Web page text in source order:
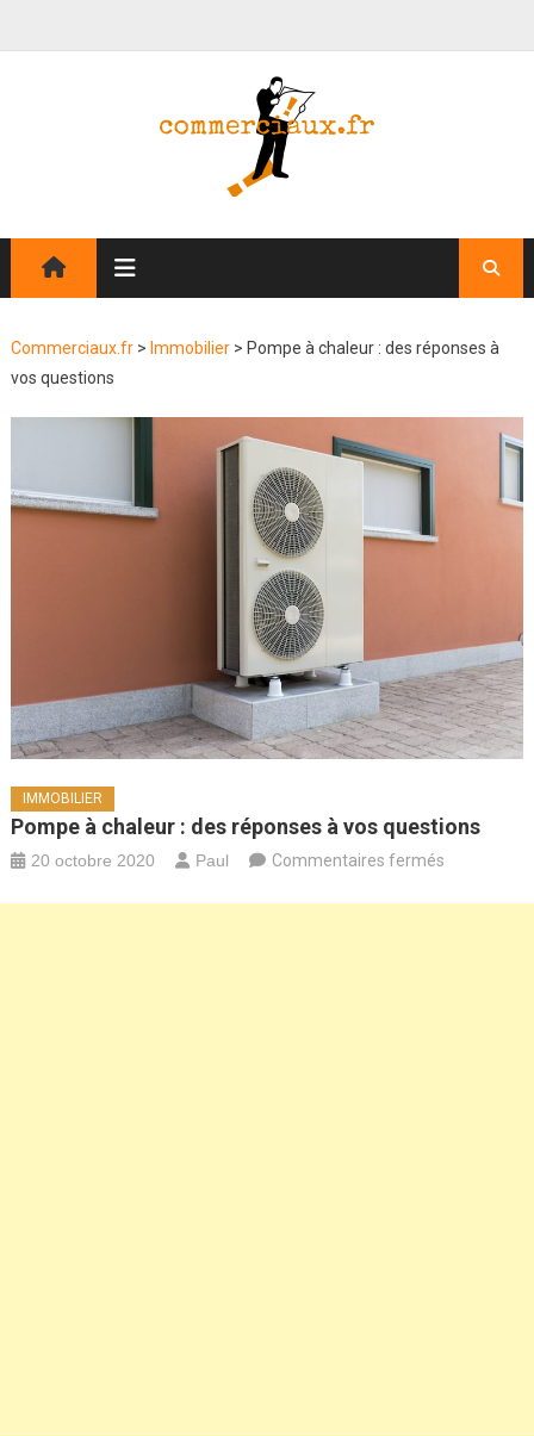
Commerciaux.fr> Immobilier> Pompe à chaleur : des réponses à
vos questions
IMMOBILIER
Pompe à chaleur : des réponses à vos questions
20 octobre 2020 Paul Commentaires ferméssur